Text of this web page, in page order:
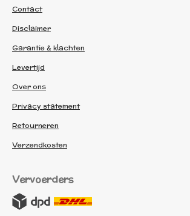
Contact
Disclaimer
Garantie & klachten
Levertijd
Over ons
Privacy statement
Retourneren
Verzendkosten
Vervoerders